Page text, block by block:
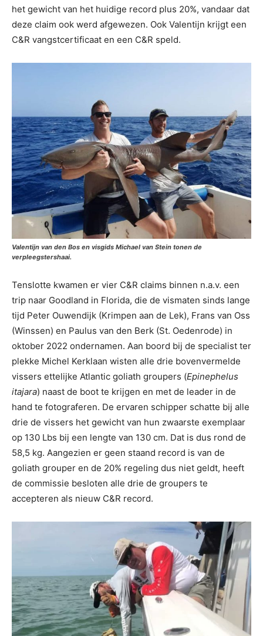
het gewicht van het huidige record plus 20%, vandaar dat
deze claim ook werd afgewezen. Ook Valentijn krijgt een
C&R vangstcertificaat en een C&R speld.
Valentijn van den Bos en visgids Michael van Stein tonen de
verpleegstershaai.
Tenslotte kwamen er vier C&R claims binnen n.a.v. een
trip naar Goodland in Florida, die de vismaten sinds lange
tijd Peter Ouwendijk (Krimpen aan de Lek), Frans van Oss
(Winssen) en Paulus van den Berk (St. Oedenrode) in
oktober 2022 ondernamen. Aan boord bij de specialist ter
plekke Michel Kerklaan wisten alle drie bovenvermelde
vissers ettelijke Atlantic goliath groupers (Epinephelus
itajara) naast de boot te krijgen en met de leader in de
hand te fotograferen. De ervaren schipper schatte bij alle
drie de vissers het gewicht van hun zwaarste exemplaar
op 130 Lbs bij een lengte van 130 cm. Dat is dus rond de
58,5 kg. Aangezien er geen staand record is van de
goliath grouper en de 20% regeling dus niet geldt, heeft
de commissie besloten alle drie de groupers te
accepteren als nieuw C&R record.